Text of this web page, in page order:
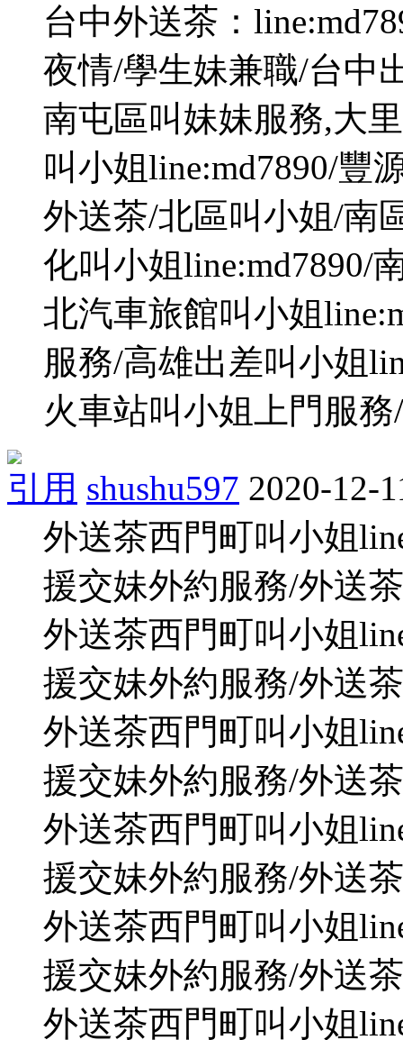
台中外送茶：
夜情/學生妹兼職/台中
南屯區叫妹妹服務,大
叫小姐line:md7890/豐
外送茶/北區叫小姐/南
化叫小姐line:md7890/
北汽車旅館叫小姐
服務/高雄出差叫小姐
火車站叫小姐上門服
引用 shushu597 2020-12-
外送茶西門町叫小姐
援交妹外約服務/外送
外送茶西門町叫小姐
援交妹外約服務/外送
外送茶西門町叫小姐
援交妹外約服務/外送
外送茶西門町叫小姐
援交妹外約服務/外送
外送茶西門町叫小姐
援交妹外約服務/外送
外送茶西門町叫小姐